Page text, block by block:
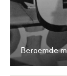
Beroemde